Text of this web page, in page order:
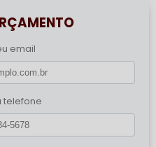
email
telefone